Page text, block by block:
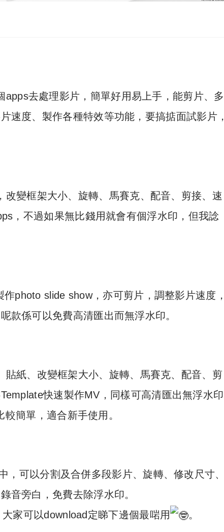
去處理影片，簡單好用易上手，能剪片、多
速度、製作各種特效等功能，要搞掂面試影片，
變框架大小、旋轉、馬賽克、配音、剪接、速
，不過如果無比錢用就會有個浮水印，但我諗
photo slide show，亦可剪片，調整影片速度，
款係可以免費高清匯出而無浮水印。
紙、改變框架大小、旋轉、馬賽克、配音、剪
快速製作MV，同樣可高清匯出無浮水印
簡單，適合新手使用。
可以分割及合併多段影片、旋轉、修改尺寸、
音旁白，免費去除浮水印。
家可以download定睇下邊個最啱用
。